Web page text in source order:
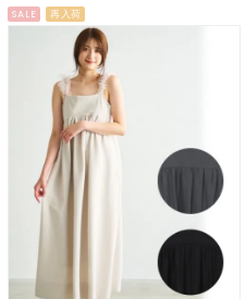
SALE 再入荷